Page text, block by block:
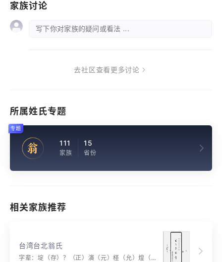
家族讨论
写下你对家族的疑问或看法 ...
去社区查看更多讨论
所属姓氏专题
翁 111
家族
15
省份
专题
相关家族推荐
台湾台北翁氏
字辈：埞（存）？（正）演（元）柽（允）煌（有）垣（金）钟（壬）派（志）朴（仁）烔（和） 埈（笃）鈖（乐）澄（初）栢（成）？（美）均（荣）钰（华）湙（业）桢（所）熥（基）